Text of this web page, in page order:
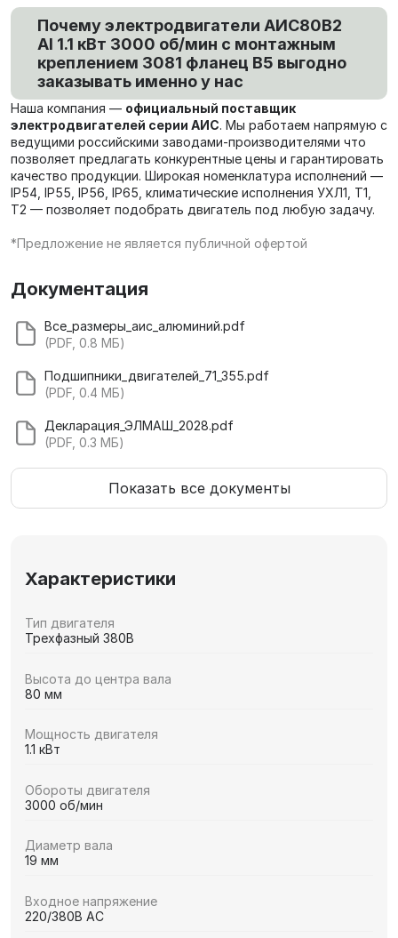
Почему электродвигатели АИС80В2
Al 1.1 кВт 3000 об/мин с монтажным
креплением 3081 фланец В5 выгодно
заказывать именно у нас
Наша компания — официальный поставщик
электродвигателей серии АИС. Мы работаем напрямую с
ведущими российскими заводами-производителями что
позволяет предлагать конкурентные цены и гарантировать
качество продукции. Широкая номенклатура исполнений —
IP54, IP55, IP56, IP65, климатические исполнения УХЛ1, Т1,
Т2 — позволяет подобрать двигатель под любую задачу.
*Предложение не является публичной офертой
Документация
Все_размеры_аис_алюминий.pdf
(PDF, 0.8 МБ)
Подшипники_двигателей_71_355.pdf
(PDF, 0.4 МБ)
Декларация_ЭЛМАШ_2028.pdf
(PDF, 0.3 МБ)
Показать все документы
Характеристики
Тип двигателя
Трехфазный 380В
Высота до центра вала
80 мм
Мощность двигателя
1.1 кВт
Обороты двигателя
3000 об/мин
Диаметр вала
19 мм
Входное напряжение
220/380В AC